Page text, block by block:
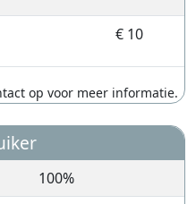
€ 10
op voor meer informatie.
100%